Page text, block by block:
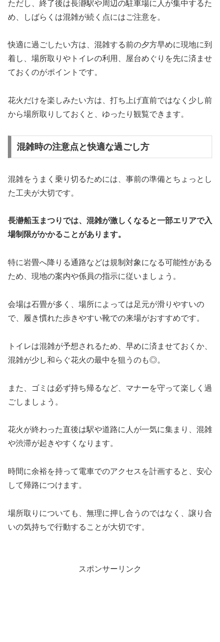
ただし、終了後は長瀞駅や周辺の駐車場に人が集中するた
め、しばらくは混雑が続く点にはご注意を。
快適に過ごしたい方は、混雑する前の夕方早めに現地に到
着し、場所取りやトイレの利用、屋台めぐりを先に済ませ
ておくのがポイントです。
花火だけを楽しみたい方は、打ち上げ直前ではなく少し前
から場所取りしておくと、ゆったり観覧できます。
混雑時の注意点と快適な過ごし方
混雑をうまく乗り切るためには、事前の準備とちょっとし
た工夫が大切です。
長瀞船玉まつりでは、混雑が激しくなると一部エリアで入
場制限がかかることがあります。
特に岩畳へ降りる通路などは規制対象になる可能性がある
ため、現地の案内や係員の指示に従いましょう。
会場は石畳が多く、場所によっては足元が滑りやすいの
で、履き慣れた歩きやすい靴での来場がおすすめです。
トイレは混雑が予想されるため、早めに済ませておくか、
混雑が少し和らぐ花火の最中を狙うのも◎。
また、ゴミは必ず持ち帰るなど、マナーを守って楽しく過
ごしましょう。
花火が終わった直後は駅や道路に人が一気に集まり、混雑
や渋滞が起きやすくなります。
時間に余裕を持って電車でのアクセスを計画すると、安心
して帰路につけます。
場所取りについても、無理に押し合うのではなく、譲り合
いの気持ちで行動することが大切です。
スポンサーリンク